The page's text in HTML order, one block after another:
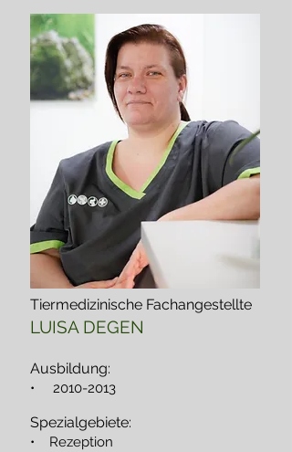
Tiermedizinische Fachangestellte
LUISA DEGEN
Ausbildung:
• 2010-2013
Spezialgebiete:
• Rezeption